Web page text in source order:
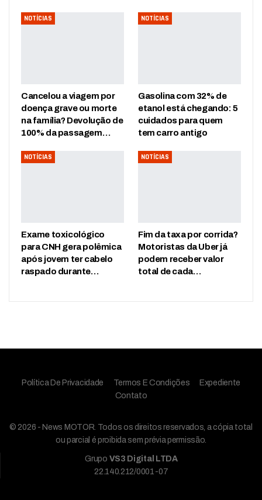
NOTÍCIAS
Cancelou a viagem por
doença grave ou morte
na família? Devolução de
100% da passagem…
NOTÍCIAS
Gasolina com 32% de
etanol está chegando: 5
cuidados para quem
tem carro antigo
NOTÍCIAS
Exame toxicológico
para CNH gera polêmica
após jovem ter cabelo
raspado durante…
NOTÍCIAS
Fim da taxa por corrida?
Motoristas da Uber já
podem receber valor
total de cada…
Política De Privacidade Termos E Condições
Expediente
Contato
© 2026 - News MOTOR. Todos os direitos reservados, a cópia total
ou parcial é proibida sem prévia permissão.
Grupo VS3 Digital LTDA
22.140.212/0001-07